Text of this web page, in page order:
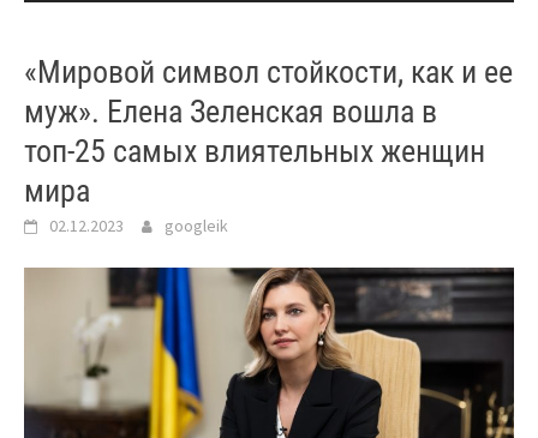
«Mировой символ стойкости, как и ее
муж». Елена Зеленская вошла в
топ-25 самых влиятельных женщин
мира
02.12.2023 googleik